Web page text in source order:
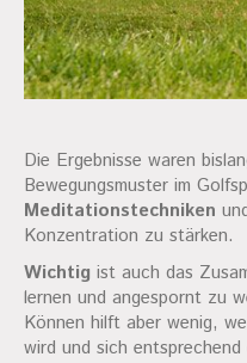
Die Ergebnisse waren
Bewegungsmuster im
Meditationstechniken
Konzentration zu stärken.
Wichtig ist auch das
lernen und angespornt zu
Können hilft aber wenig,
wird und sich